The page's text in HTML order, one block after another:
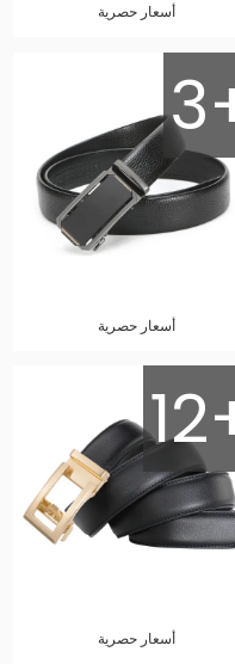
أسعار حصرية
أسعار حصرية
أسعار حصرية